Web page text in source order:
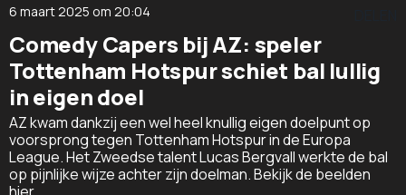
6 maart 2025 om 20:04
Comedy Capers bij AZ: speler
Tottenham Hotspur schiet bal lullig
in eigen doel
AZ kwam dankzij een wel heel knullig eigen doelpunt op
voorsprong tegen Tottenham Hotspur in de Europa
League. Het Zweedse talent Lucas Bergvall werkte de bal
op pijnlijke wijze achter zijn doelman. Bekijk de beelden